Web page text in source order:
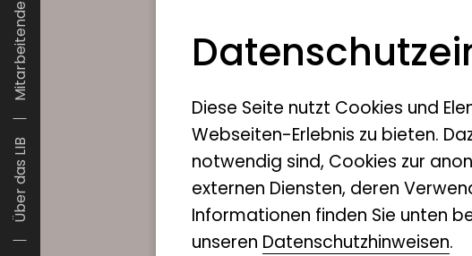
Über das LIB
Mitarbeitende
Diese Seite nutzt Cookies und
Webseiten-Erlebnis zu bieten.
notwendig sind, Cookies zur
externen Diensten, deren
Informationen finden Sie unten
unseren Datenschutzhinweisen.